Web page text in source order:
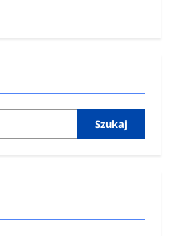
Szukaj